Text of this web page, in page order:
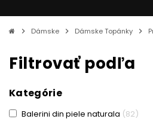
chevron_right Dámske chevron_right Dámske Topánky chevron_right
Filtrovať podľa
Kategórie
Balerini din piele naturala 82